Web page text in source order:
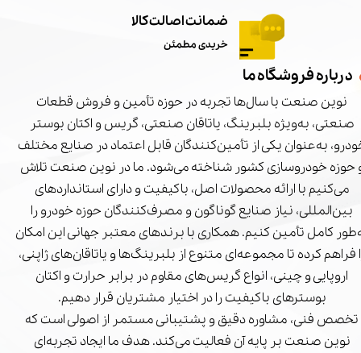
ضمانت اصالت کالا
خریدی مطمئن
درباره فروشگاه ما
نوین صنعت با سال‌ها تجربه در حوزه تأمین و فروش قطعات
صنعتی، به‌ویژه بلبرینگ، یاتاقان صنعتی، گریس و اکتان بوستر
به‌عنوان یکی از تأمین‌کنندگان قابل اعتماد در صنایع مختلف
حوزه خودروسازی کشور شناخته می‌شود. ما در نوین صنعت تلاش
می‌کنیم با ارائه محصولات اصل، باکیفیت و دارای استانداردهای
بین‌المللی، نیاز صنایع گوناگون و مصرف‌کنندگان حوزه خودرو را
کامل تأمین کنیم. همکاری با برندهای معتبر جهانی این امکان
فراهم کرده تا مجموعه‌ای متنوع از بلبرینگ‌ها و یاتاقان‌های ژاپنی،
اروپایی و چینی، انواع گریس‌های مقاوم در برابر حرارت و اکتان
بوسترهای باکیفیت را در اختیار مشتریان قرار دهیم.
تخصص فنی، مشاوره دقیق و پشتیبانی مستمر از اصولی است که
نوین صنعت بر پایه آن فعالیت می‌کند. هدف ما ایجاد تجربه‌ای